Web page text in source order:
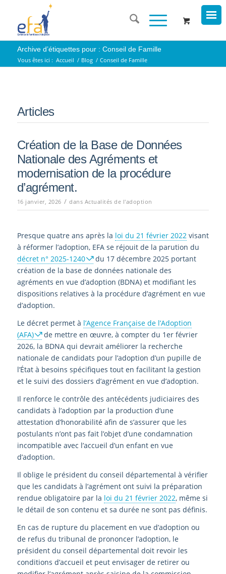
Archive d’étiquettes pour : Conseil de Famille
Vous êtes ici : Accueil / Blog / Conseil de Famille
Articles
Création de la Base de Données
Nationale des Agréments et
modernisation de la procédure
d’agrément.
16 janvier, 2026 / dans Actualités de l'adoption
Presque quatre ans après la loi du 21 février 2022visant
à réformer l’adoption, EFA se réjouit de la parution du
décret n° 2025-1240
du 17 décembre 2025 portant
création de la base de données nationale des
agréments en vue d’adoption (BDNA) et modifiant les
dispositions relatives à la procédure d’agrément en vue
d’adoption.
Le décret permet à l’Agence Française de l’Adoption
(AFA)
de mettre en œuvre, à compter du 1er février
2026, la BDNA qui devrait améliorer la recherche
nationale de candidats pour l’adoption d’un pupille de
l’État à besoins spécifiques tout en facilitant la gestion
et le suivi des dossiers d’agrément en vue d’adoption.
Il renforce le contrôle des antécédents judiciaires des
candidats à l’adoption par la production d’une
attestation d’honorabilité afin de s’assurer que les
postulants n’ont pas fait l’objet d’une condamnation
incompatible avec l’accueil d’un enfant en vue
d’adoption.
Il oblige le président du conseil départemental à vérifier
que les candidats à l’agrément ont suivi la préparation
rendue obligatoire par la loi du 21 février 2022, même si
le détail de son contenu et sa durée ne sont pas définis.
En cas de rupture du placement en vue d’adoption ou
de refus du tribunal de prononcer l’adoption, le
président du conseil départemental doit revoir les
conditions d’accueil et peut envisager de retirer ou